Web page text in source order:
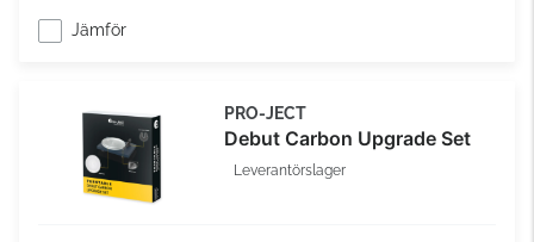
Jämför
PRO-JECT
Debut Carbon Upgrade Set
Leverantörslager